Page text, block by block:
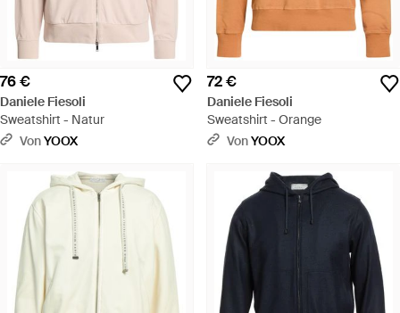
76 €
Daniele Fiesoli
Sweatshirt - Natur
VonYOOX
72 €
Daniele Fiesoli
Sweatshirt - Orange
VonYOOX